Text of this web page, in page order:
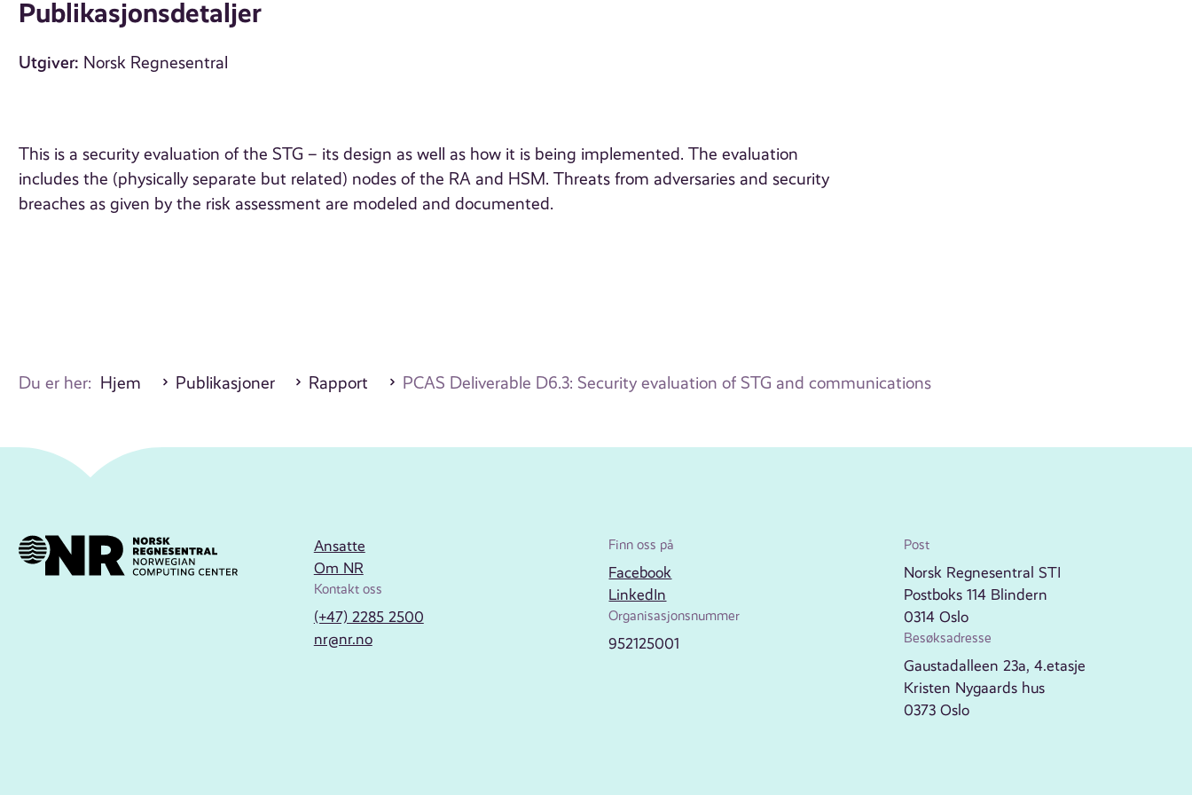
Publikasjonsdetaljer
Utgiver: Norsk Regnesentral
This is a security evaluation of the STG – its design as well as how it is being implemented. The evaluation
includes the (physically separate but related) nodes of the RA and HSM. Threats from adversaries and security
breaches as given by the risk assessment are modeled and documented.
Du er her: Hjem Publikasjoner Rapport PCAS Deliverable D6.3: Security evaluation of STG and communications
Ansatte
Om NR
Kontakt oss
(+47) 2285 2500
nr@nr.no
Finn oss på
Facebook
LinkedIn
Organisasjonsnummer
952125001
Post
Norsk Regnesentral STI
Postboks 114 Blindern
0314 Oslo
Besøksadresse
Gaustadalleen 23a, 4.etasje
Kristen Nygaards hus
0373 Oslo